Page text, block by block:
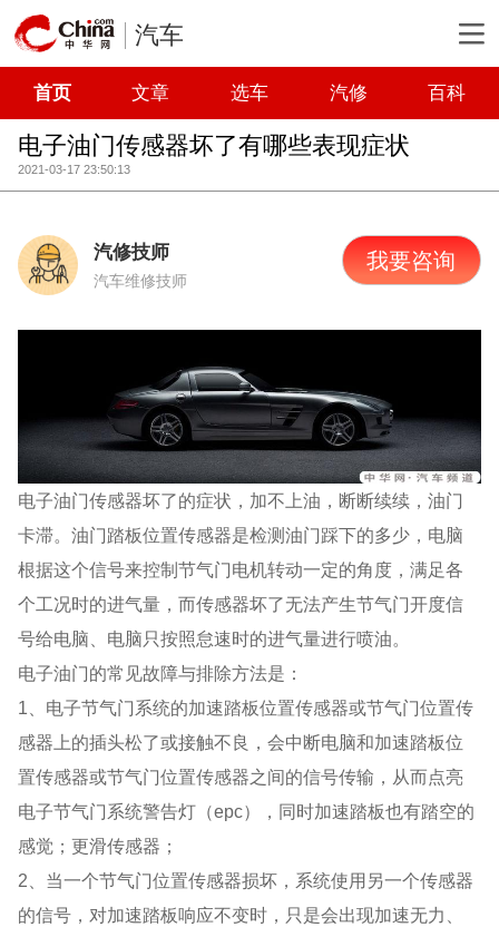
汽车
首页 文章 选车 汽修 百科
电子油门传感器坏了有哪些表现症状
2021-03-17 23:50:13
汽修技师
汽车维修技师
我要咨询
电子油门传感器坏了的症状，加不上油，断断续续，油门
卡滞。油门踏板位置传感器是检测油门踩下的多少，电脑
根据这个信号来控制节气门电机转动一定的角度，满足各
个工况时的进气量，而传感器坏了无法产生节气门开度信
号给电脑、电脑只按照怠速时的进气量进行喷油。
电子油门的常见故障与排除方法是：
1、电子节气门系统的加速踏板位置传感器或节气门位置传
感器上的插头松了或接触不良，会中断电脑和加速踏板位
置传感器或节气门位置传感器之间的信号传输，从而点亮
电子节气门系统警告灯（epc），同时加速踏板也有踏空的
感觉；更滑传感器；
2、当一个节气门位置传感器损坏，系统使用另一个传感器
的信号，对加速踏板响应不变时，只是会出现加速无力、